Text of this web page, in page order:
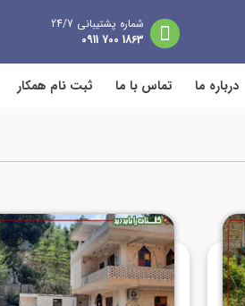
شماره پشتیبانی 24/7
1863 700 0911
درباره ما تماس با ما ثبت نام همکار